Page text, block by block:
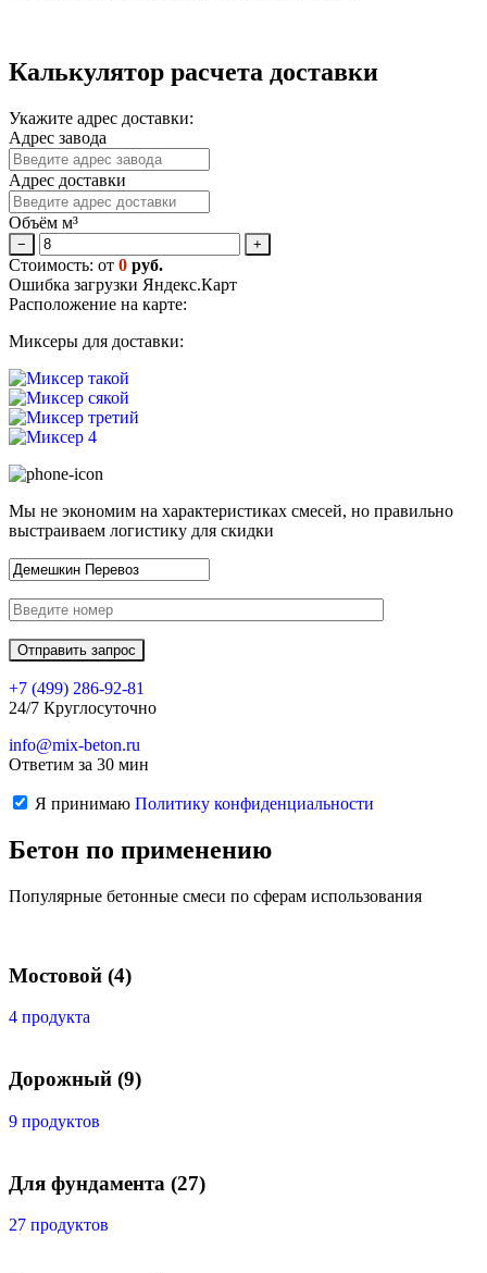
Калькулятор расчета доставки
Укажите адрес доставки:
Адрес завода
Адрес доставки
Объём м³
− +
Стоимость: от 0 руб.
Ошибка загрузки Яндекс.Карт
Расположение на карте:
Миксеры для доставки:
Мы не экономим на характеристиках смесей, но правильно
выстраиваем логистику для скидки
+7 (499) 286-92-81
24/7 Круглосуточно
info@mix-beton.ru
Ответим за 30 мин
Я принимаю Политику конфиденциальности
Бетон по применению
Популярные бетонные смеси по сферам использования
Мостовой (4)
4 продукта
Дорожный (9)
9 продуктов
Для фундамента (27)
27 продуктов